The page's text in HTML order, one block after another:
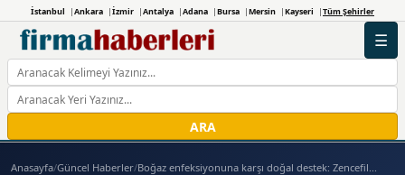
İstanbul Ankara İzmir Antalya Adana Bursa Mersin Kayseri Tüm Şehirler
ARA
☰
Anasayfa/Güncel Haberler/Boğaz enfeksiyonuna karşı doğal destek: Zencefil...